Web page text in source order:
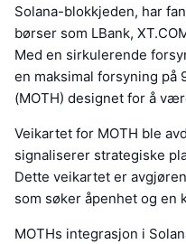
Solana-blokkjeden, har
børser som LBank,
Med en sirkulerende
en maksimal forsyning på
(MOTH) designet for å
Veikartet for MOTH ble
signaliserer strategiske
Dette veikartet er
som søker åpenhet og en
MOTHs integrasjon i